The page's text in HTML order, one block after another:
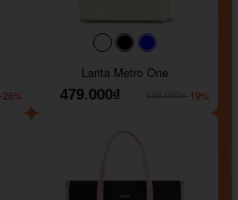
-26%
#faf0e6#000000
Larita Metro One
479.000₫
-19%